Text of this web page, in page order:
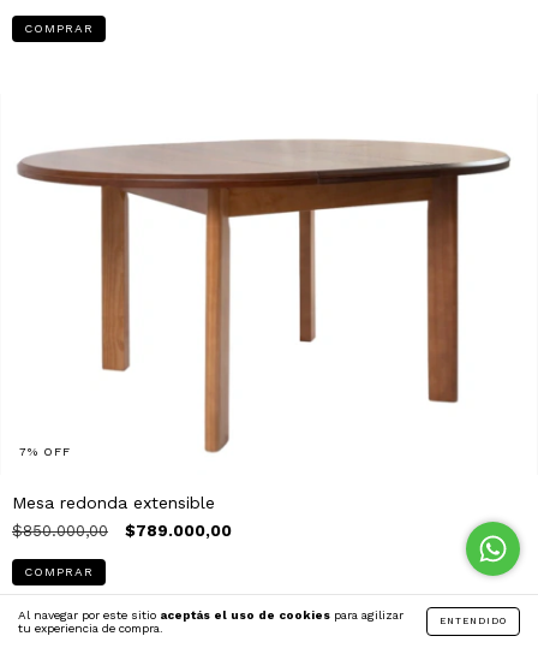
Al navegar por este sitio aceptás el uso de cookies para agilizar
tu experiencia de compra.
ENTENDIDO
7% OFF
Mesa redonda extensible
$850.000,00 $789.000,00